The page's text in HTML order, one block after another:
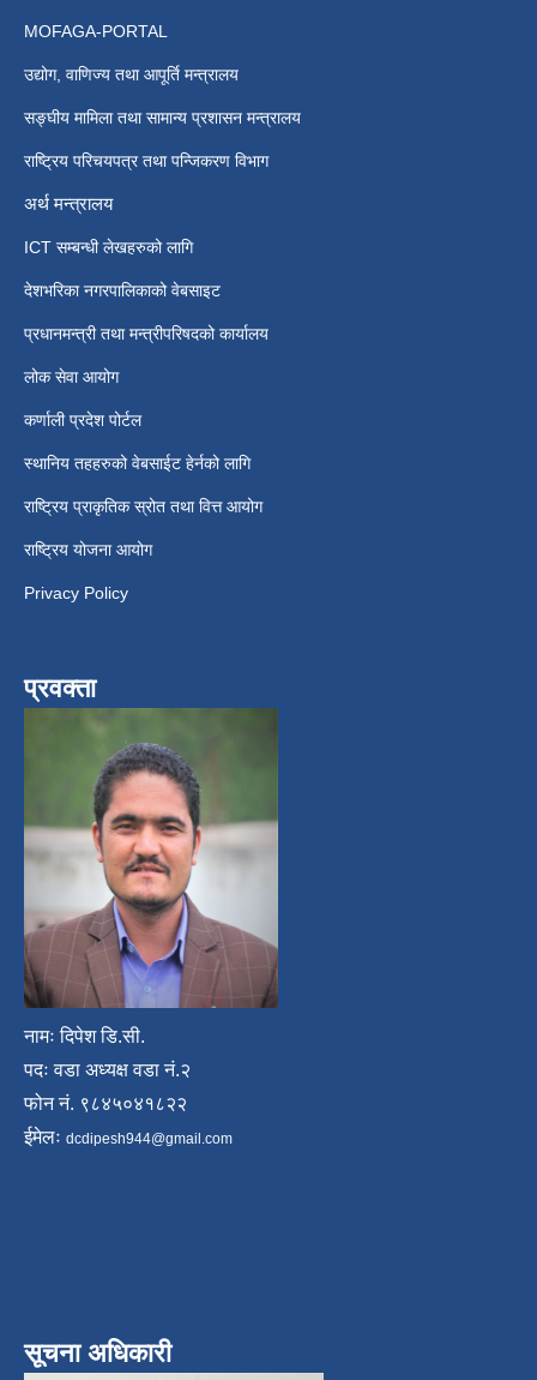
MOFAGA-PORTAL
उद्योग, वाणिज्य तथा आपूर्ति मन्त्रालय
सङ्घीय मामिला तथा सामान्य प्रशासन मन्त्रालय
राष्ट्रिय परिचयपत्र तथा पन्जिकरण विभाग
अर्थ मन्त्रालय
ICT सम्बन्धी लेखहरुको लागि
देशभरिका नगरपालिकाको वेबसाइट
प्रधानमन्त्री तथा मन्त्रीपरिषदको कार्यालय
लोक सेवा आयोग
कर्णाली प्रदेश पोर्टल
स्थानिय तहहरुको वेबसाईट हेर्नको लागि
राष्ट्रिय प्राकृतिक स्रोत तथा वित्त आयोग
राष्ट्रिय योजना आयोग
Privacy Policy
प्रवक्ता
नामः दिपेश डि.सी.
पदः वडा अध्यक्ष वडा नं.२
फोन नं. ९८४५०४१८२२
ईमेलः dcdipesh944@gmail.com
सूचना अधिकारी